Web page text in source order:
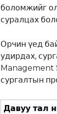
боломжийг
суралцах
Орчин үед
удирдах,
Management
сургалтын
Давуу тал